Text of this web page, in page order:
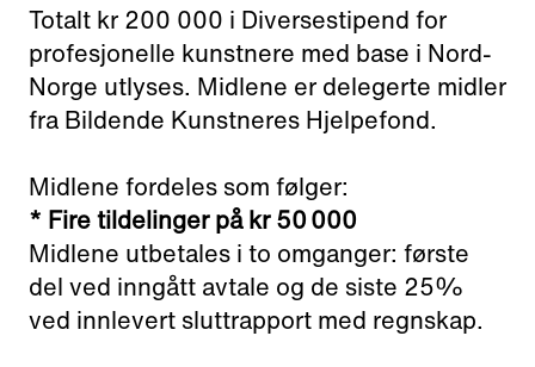
Totalt kr 200 000 i Diversestipend for
profesjonelle kunstnere med base i Nord-
Norge utlyses. Midlene er delegerte midler
fra Bildende Kunstneres Hjelpefond.
Midlene fordeles som følger:
* Fire tildelinger på kr 50 000
Midlene utbetales i to omganger: første
del ved inngått avtale og de siste 25%
ved innlevert sluttrapport med regnskap.